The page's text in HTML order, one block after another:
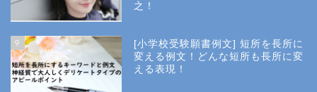
之！
9
[小学校受験願書例文] 短所を長所に
変える例文！どんな短所も長所に変
える表現！
所長コラム